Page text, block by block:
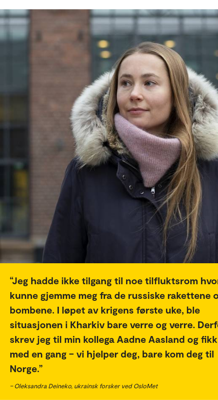
Jeg hadde ikke tilgang til noe tilfluktsrom
kunne gjemme meg fra de russiske rakettene
bombene. I løpet av krigens første uke, ble
situasjonen i Kharkiv bare verre og verre.
skrev jeg til min kollega Aadne Aasland og
med en gang – vi hjelper deg, bare kom deg til
Norge.
– Oleksandra Deineko, ukrainsk forsker ved OsloMet